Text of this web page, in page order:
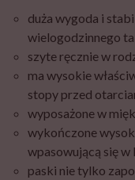
duża wygoda i
wielogodzinnego
szyte ręcznie w
ma wysokie
stopy przed
wyposażone w
wykończone
wpasowującą się w
paski nie tylko